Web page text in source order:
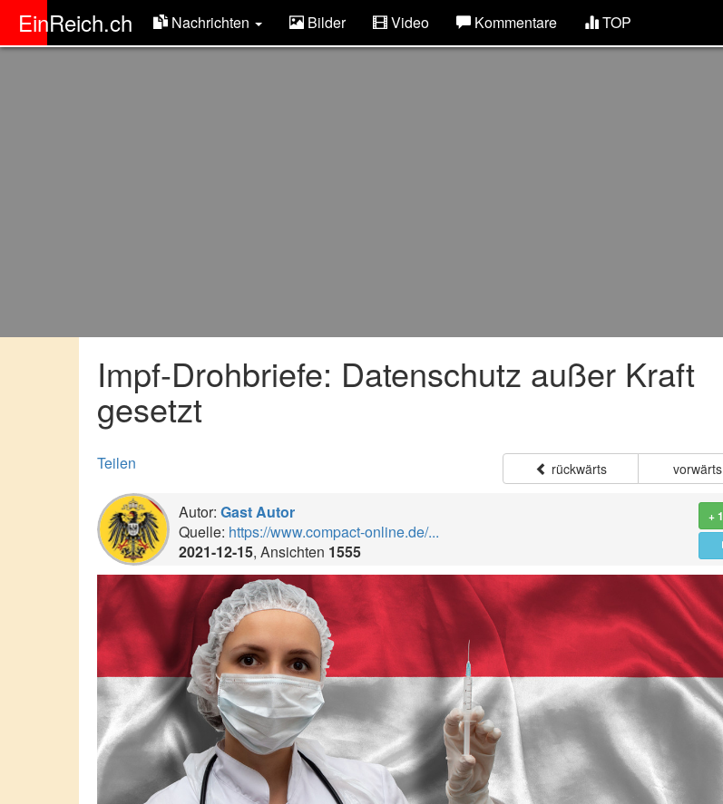
EinReich.ch Nachrichten Bilder Video Kommentare TOP
ER
Impf-Drohbriefe: Datenschutz außer Kraft
gesetzt
Teilen rückwärts vorwärts
+ 1
Autor: Gast Autor
Quelle: https://www.compact-online.de/...
2021-12-15, Ansichten 1555